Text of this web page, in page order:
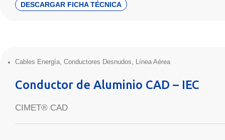
DESCARGAR FICHA TÉCNICA
Cables Energía, Conductores Desnudos, Línea Aérea
Conductor de Aluminio CAD – IEC
CIMET® CAD